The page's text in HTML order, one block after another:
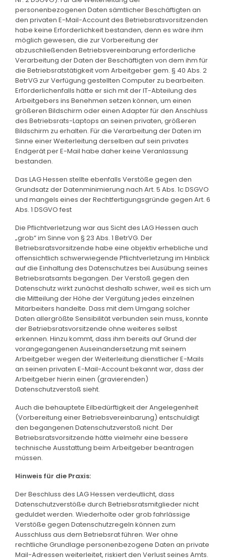
personenbezogenen Daten sämtlicher Beschäftigten an
den privaten E-Mail-Account des Betriebsratsvorsitzenden
habe keine Erforderlichkeit bestanden, denn es wäre ihm
möglich gewesen, die zur Vorbereitung der
abzuschließenden Betriebsvereinbarung erforderliche
Verarbeitung der Daten der Beschäftigten von dem ihm für
die Betriebsratstätigkeit vom Arbeitgeber gem. § 40 Abs. 2
BetrVG zur Verfügung gestellten Computer zu bearbeiten.
Erforderlichenfalls hätte er sich mit der IT-Abteilung des
Arbeitgebers ins Benehmen setzen können, um einen
größeren Bildschirm oder einen Adapter für den Anschluss
des Betriebsrats-Laptops an seinen privaten, größeren
Bildschirm zu erhalten. Für die Verarbeitung der Daten im
Sinne einer Weiterleitung derselben auf sein privates
Endgerät per E-Mail habe daher keine Veranlassung
bestanden.
Das LAG Hessen stellte ebenfalls Verstöße gegen den
Grundsatz der Datenminimierung nach Art. 5 Abs. 1c DSGVO
und mangels eines der Rechtfertigungsgründe gegen Art. 6
Abs. 1 DSGVO fest
Die Pflichtverletzung war aus Sicht des LAG Hessen auch
„grob“ im Sinne von § 23 Abs. 1 BetrVG. Der
Betriebsratsvorsitzende habe eine objektiv erhebliche und
offensichtlich schwerwiegende Pflichtverletzung im Hinblick
auf die Einhaltung des Datenschutzes bei Ausübung seines
Betriebsratsamts begangen. Der Verstoß gegen den
Datenschutz wirkt zunächst deshalb schwer, weil es sich um
die Mitteilung der Höhe der Vergütung jedes einzelnen
Mitarbeiters handelte. Dass mit dem Umgang solcher
Daten allergrößte Sensibilität verbunden sein muss, konnte
der Betriebsratsvorsitzende ohne weiteres selbst
erkennen. Hinzu kommt, dass ihm bereits auf Grund der
vorangegangenen Auseinandersetzung mit seinem
Arbeitgeber wegen der Weiterleitung dienstlicher E-Mails
an seinen privaten E-Mail-Account bekannt war, dass der
Arbeitgeber hierin einen (gravierenden)
Datenschutzverstoß sieht.
Auch die behauptete Eilbedürftigkeit der Angelegenheit
(Vorbereitung einer Betriebsvereinbarung) entschuldigt
den begangenen Datenschutzverstoß nicht. Der
Betriebsratsvorsitzende hätte vielmehr eine bessere
technische Ausstattung beim Arbeitgeber beantragen
müssen.
Hinweis für die Praxis:
Der Beschluss des LAG Hessen verdeutlicht, dass
Datenschutzverstöße durch Betriebsratsmitglieder nicht
geduldet werden. Wiederholte oder grob fahrlässige
Verstöße gegen Datenschutzregeln können zum
Ausschluss aus dem Betriebsrat führen. Wer ohne
rechtliche Grundlage personenbezogene Daten an private
Mail-Adressen weiterleitet, riskiert den Verlust seines Amts.